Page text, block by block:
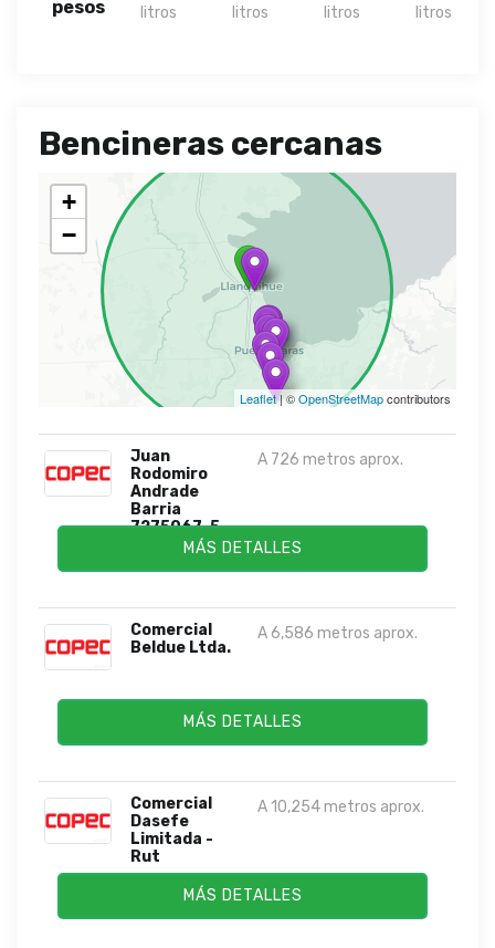
pesos
litros
litros
litros
litros
Bencineras cercanas
+
−
Leaflet| ©OpenStreetMapcontributors
Juan
Rodomiro
Andrade
Barria
7275067-5
A 726 metros aprox.
MÁS DETALLES
Comercial
Beldue Ltda.
A 6,586 metros aprox.
MÁS DETALLES
Comercial
Dasefe
Limitada -
Rut
A 10,254 metros aprox.
MÁS DETALLES